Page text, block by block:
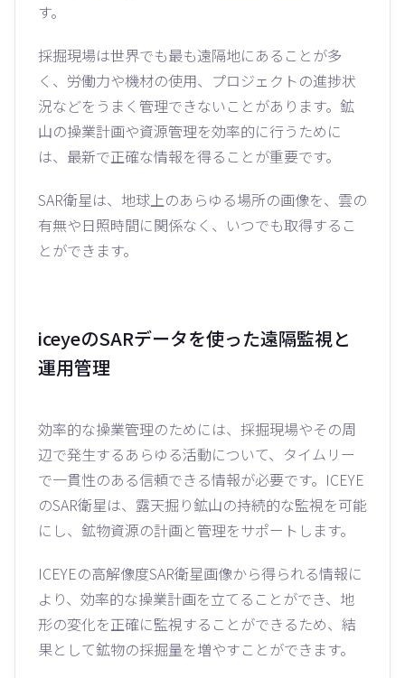
す。
採掘現場は世界でも最も遠隔地にあることが多
く、労働力や機材の使用、プロジェクトの進捗状
況などをうまく管理できないことがあります。鉱
山の操業計画や資源管理を効率的に行うために
は、最新で正確な情報を得ることが重要です。
SAR衛星は、地球上のあらゆる場所の画像を、雲の
有無や日照時間に関係なく、いつでも取得するこ
とができます。
iceyeのSARデータを使った遠隔監視と
運用管理
効率的な操業管理のためには、採掘現場やその周
辺で発生するあらゆる活動について、タイムリー
で一貫性のある信頼できる情報が必要です。ICEYE
のSAR衛星は、露天掘り鉱山の持続的な監視を可能
にし、鉱物資源の計画と管理をサポートします。
ICEYEの高解像度SAR衛星画像から得られる情報に
より、効率的な操業計画を立てることができ、地
形の変化を正確に監視することができるため、結
果として鉱物の採掘量を増やすことができます。